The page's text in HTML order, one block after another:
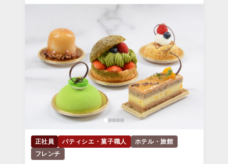
正社員 パティシエ・菓子職人
ホテル・旅館
フレンチ